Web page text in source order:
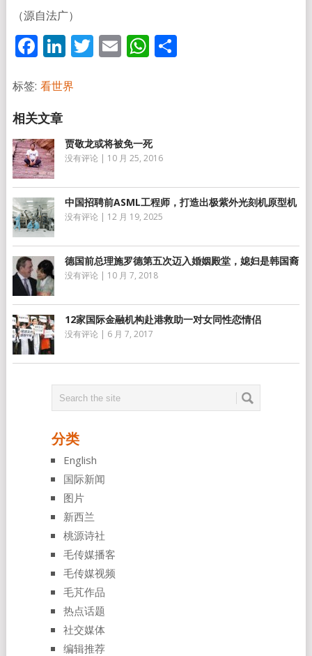
（源自法广）
Facebook
LinkedIn
Twitter
EmailWhatsApp
分
标签: 看世界
贾敬龙或将被免一死
没有评论 | 10 月 25, 2016
中国招聘前ASML工程师，打造出极紫外光刻机原型机
没有评论 | 12 月 19, 2025
德国前总理施罗德第五次迈入婚姻殿堂，媳妇是韩国裔
没有评论 | 10 月 7, 2018
12家国际金融机构赴港救助一对女同性恋情侣
没有评论 | 6 月 7, 2017
分类
English
国际新闻
图片
新西兰
桃源诗社
毛传媒播客
毛传媒视频
毛芃作品
热点话题
社交媒体
编辑推荐